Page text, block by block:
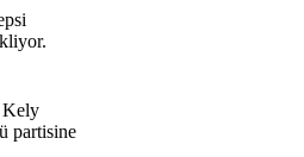
Kely
partisine